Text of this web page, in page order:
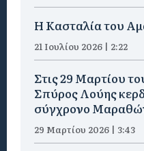
Η Κασταλία του
21 Ιουλίου 2026 | 2:22
Στις 29 Μαρτίου
Σπύρος Λούης
σύγχρονο
29 Μαρτίου 2026 | 3:43